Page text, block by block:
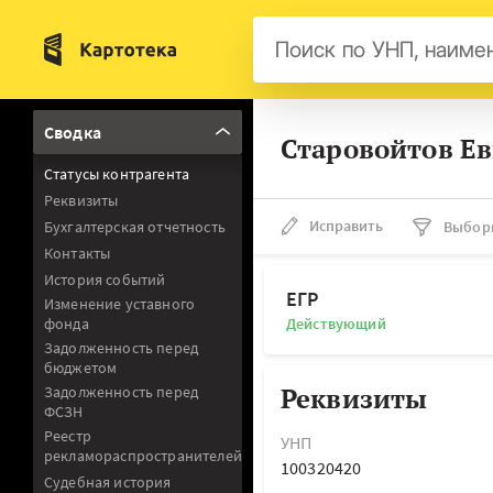
Сводка
Статусы контрагента
Реквизиты
Бухгалтерская отчетность
Контакты
История событий
Изменение уставного
фонда
Задолженность перед
бюджетом
Задолженность перед
ФСЗН
Реестр
рекламораспространителей
Судебная история
Старовойтов
Исправить
ЕГР
Действующий
Реквизиты
УНП
100320420